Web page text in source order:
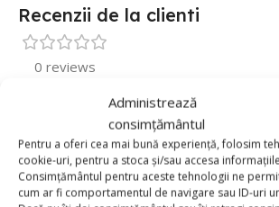
Administrează
consimțământul
Pentru a oferi cea mai bună experiență, folosim
cookie-uri, pentru a stoca și/sau accesa
Consimțământul pentru aceste tehnologii ne
cum ar fi comportamentul de navigare sau ID-uri
Recenzii de la clienti
0 reviews
0
0
0
0